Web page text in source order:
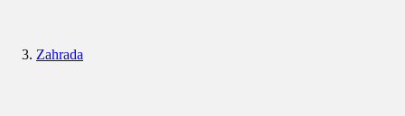
Zahrada